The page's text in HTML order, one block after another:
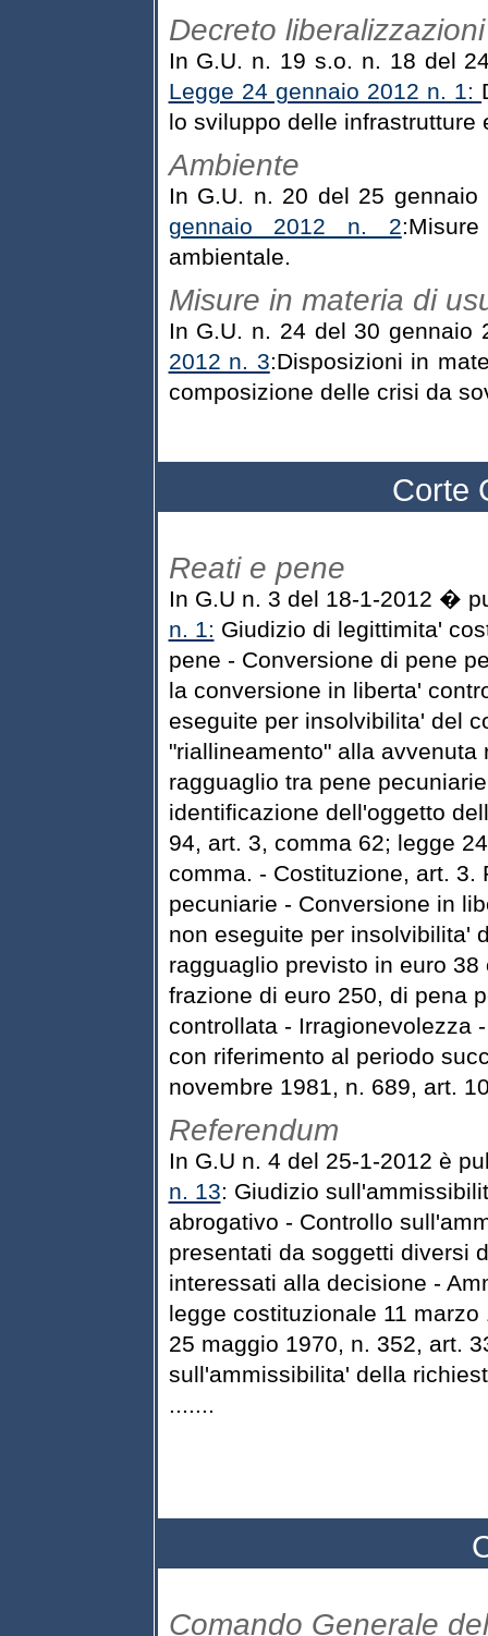
Decreto liberalizzazioni
In G.U. n. 19 s.o. n. 18 del
Legge 24 gennaio 2012 n. 1:
lo sviluppo delle infrastrutture
Ambiente
In G.U. n. 20 del 25
gennaio 2012 n. 2
ambientale.
Misure in materia di
In G.U. n. 24 del 30
2012 n. 3:Disposizioni in
composizione delle crisi da
Corte
Reati e pene
In G.U n. 3 del 18-1-2012 �
n. 1: Giudizio di legittimita'
pene - Conversione di pene
la conversione in liberta'
eseguite per insolvibilita' del
"riallineamento" alla
ragguaglio tra pene
identificazione dell'oggetto
94, art. 3, comma 62; legge
comma. - Costituzione, art. 3.
pecuniarie - Conversione in
non eseguite per insolvibilita'
ragguaglio previsto in euro
frazione di euro 250, di pena
controllata - Irragionevolezza
con riferimento al periodo
novembre 1981, n. 689, art.
Referendum
In G.U n. 4 del 25-1-2012 è
n. 13: Giudizio
abrogativo - Controllo
presentati da soggetti diversi
interessati alla decisione -
legge costituzionale 11
25 maggio 1970, n. 352, art.
sull'ammissibilita' della
.......
Comando Generale